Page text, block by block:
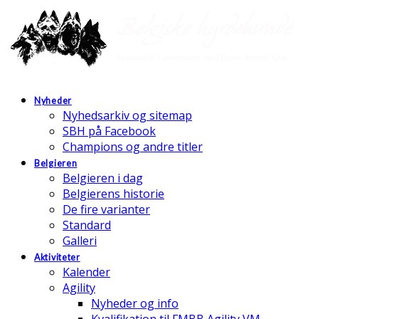
Nyheder
Nyhedsarkiv og sitemap
SBH på Facebook
Champions og andre titler
Belgieren
Belgieren i dag
Belgierens historie
De fire varianter
Standard
Galleri
Aktiviteter
Kalender
Agility
Nyheder og info